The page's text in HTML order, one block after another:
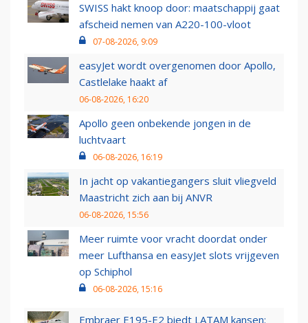
SWISS hakt knoop door: maatschappij gaat
afscheid nemen van A220-100-vloot
07-08-2026, 9:09
easyJet wordt overgenomen door Apollo,
Castlelake haakt af
06-08-2026, 16:20
Apollo geen onbekende jongen in de
luchtvaart
06-08-2026, 16:19
In jacht op vakantiegangers sluit vliegveld
Maastricht zich aan bij ANVR
06-08-2026, 15:56
Meer ruimte voor vracht doordat onder
meer Lufthansa en easyJet slots vrijgeven
op Schiphol
06-08-2026, 15:16
Embraer E195-E2 biedt LATAM kansen: